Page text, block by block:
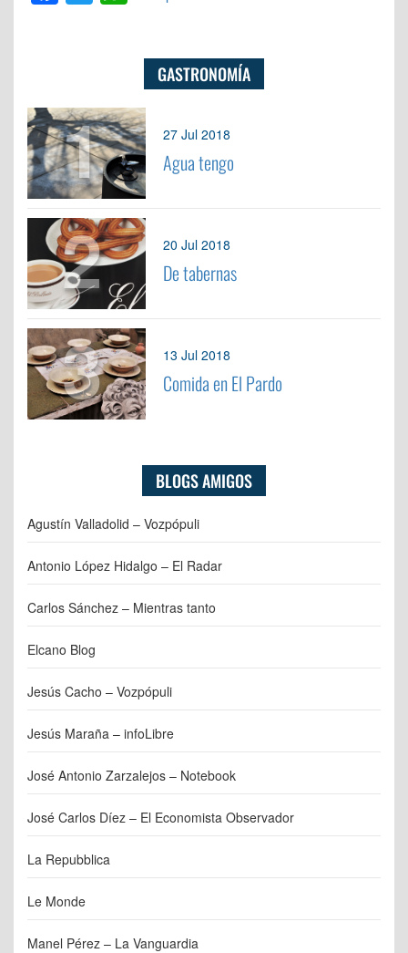
GASTRONOMÍA
1 27 Jul 2018
Agua tengo
2 20 Jul 2018
De tabernas
3 13 Jul 2018
Comida en El Pardo
BLOGS AMIGOS
Agustín Valladolid – Vozpópuli
Antonio López Hidalgo – El Radar
Carlos Sánchez – Mientras tanto
Elcano Blog
Jesús Cacho – Vozpópuli
Jesús Maraña – infoLibre
José Antonio Zarzalejos – Notebook
José Carlos Díez – El Economista Observador
La Repubblica
Le Monde
Manel Pérez – La Vanguardia